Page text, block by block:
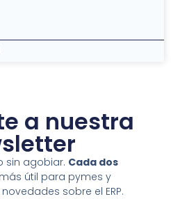
a nuestra
sin agobiar. Cada dos
útil para pymes y
sobre el ERP.